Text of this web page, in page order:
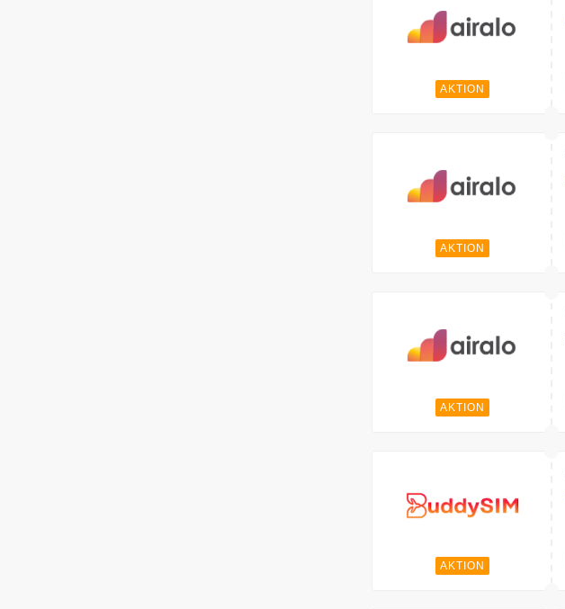
AKTION
AKTION
AKTION
AKTION